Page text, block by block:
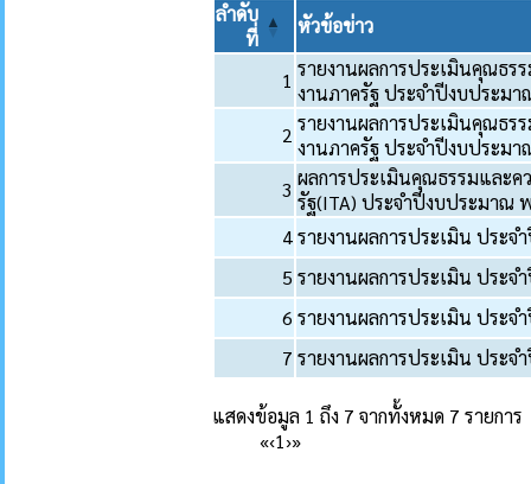
ลำดับ
ที่
หัวข้อข่าว
1 รายงานผลการประเมินคุณธร
งานภาครัฐ ประจำปีงบประม
2 รายงานผลการประเมินคุณธร
งานภาครัฐ ประจำปีงบประม
3 ผลการประเมินคุณธรรมและค
รัฐ(ITA) ประจำปีงบประมาณ
4รายงานผลการประเมิน ประ
5 รายงานผลการประเมิน ประ
6 รายงานผลการประเมิน ประ
7 รายงานผลการประเมิน ประ
แสดงข้อมูล 1 ถึง 7 จากทั้งหมด 7 รายการ
«‹1›»